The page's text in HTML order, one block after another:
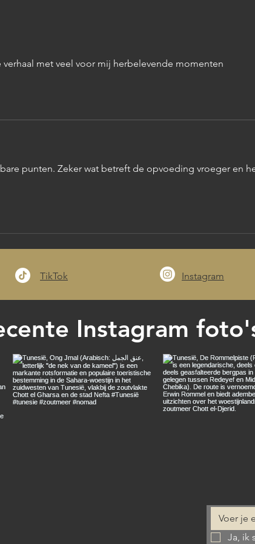
met veel voor mij herbelevende momenten
punten. Zeker wat betreft de opvoeding vroeger en
TikTok Instagram
Instagram
Ja, ik